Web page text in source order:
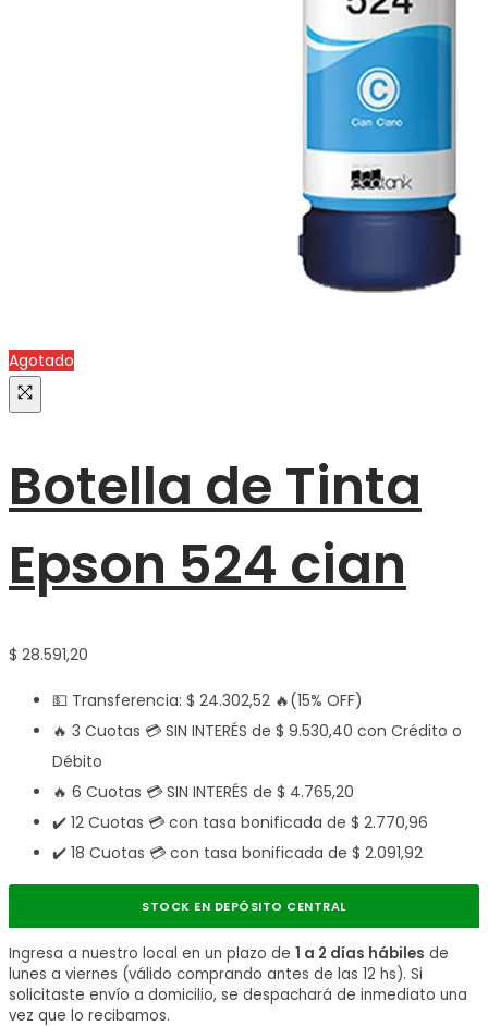
Agotado
Botella de Tinta
Epson 524 cian
$ 28.591,20
💵 Transferencia: $ 24.302,52 🔥(15% OFF)
🔥 3 Cuotas 💳 SIN INTERÉS de $ 9.530,40 con Crédito o
Débito
🔥 6 Cuotas 💳 SIN INTERÉS de $ 4.765,20
✔️ 12 Cuotas 💳 con tasa bonificada de $ 2.770,96
✔️ 18 Cuotas 💳 con tasa bonificada de $ 2.091,92
STOCK EN DEPÓSITO CENTRAL
Ingresa a nuestro local en un plazo de 1 a 2 días hábiles de
lunes a viernes (válido comprando antes de las 12 hs). Si
solicitaste envío a domicilio, se despachará de inmediato una
vez que lo recibamos.